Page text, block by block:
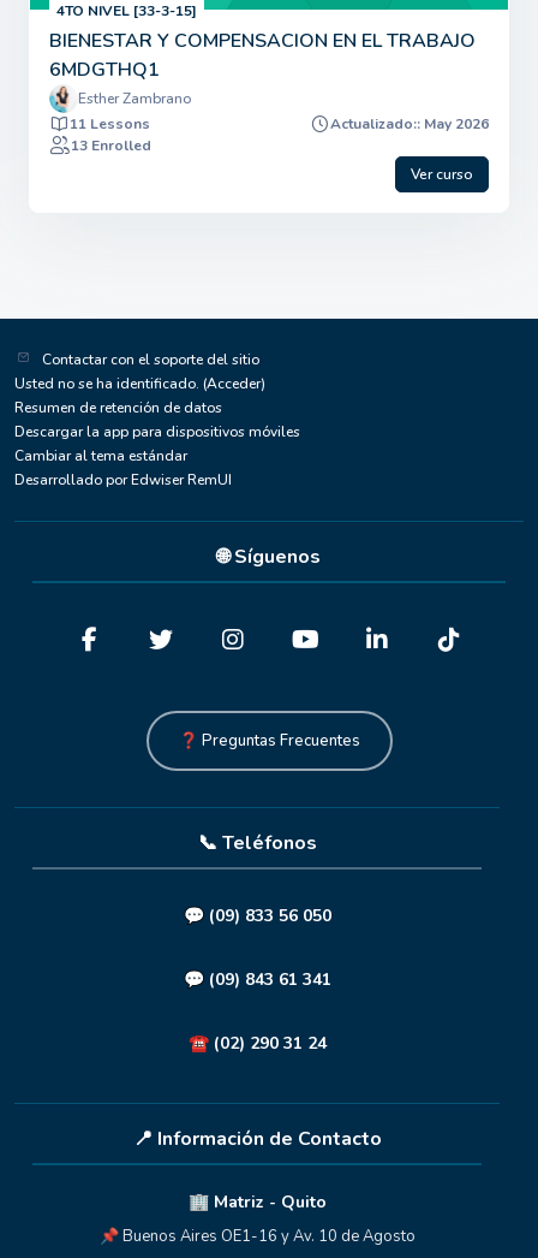
4TO NIVEL [33-3-15]
BIENESTAR Y COMPENSACION EN EL TRABAJO
6MDGTHQ1
Esther Zambrano
11 Lessons
Actualizado:: May 2026
13 Enrolled
Ver curso
Contactar con el soporte del sitio
Usted no se ha identificado. (Acceder)
Resumen de retención de datos
Descargar la app para dispositivos móviles
Cambiar al tema estándar
Desarrollado por Edwiser RemUI
📍 Información de Contacto
🏢 Matriz - Quito
📌 Buenos Aires OE1-16 y Av. 10 de Agosto
📞 Teléfonos
💬 (09) 833 56 050
💬 (09) 843 61 341
☎️ (02) 290 31 24
🌐 Síguenos
❓ Preguntas Frecuentes